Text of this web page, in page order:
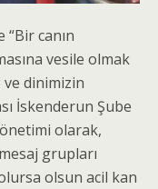
canın
vesile olmak
ve dinimizin
İskenderun Şube
olarak,
grupları
olsun acil kan